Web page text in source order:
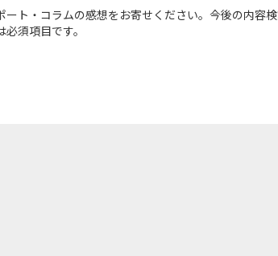
ート・コラムの感想をお寄せください。今後の内容
須項目です。